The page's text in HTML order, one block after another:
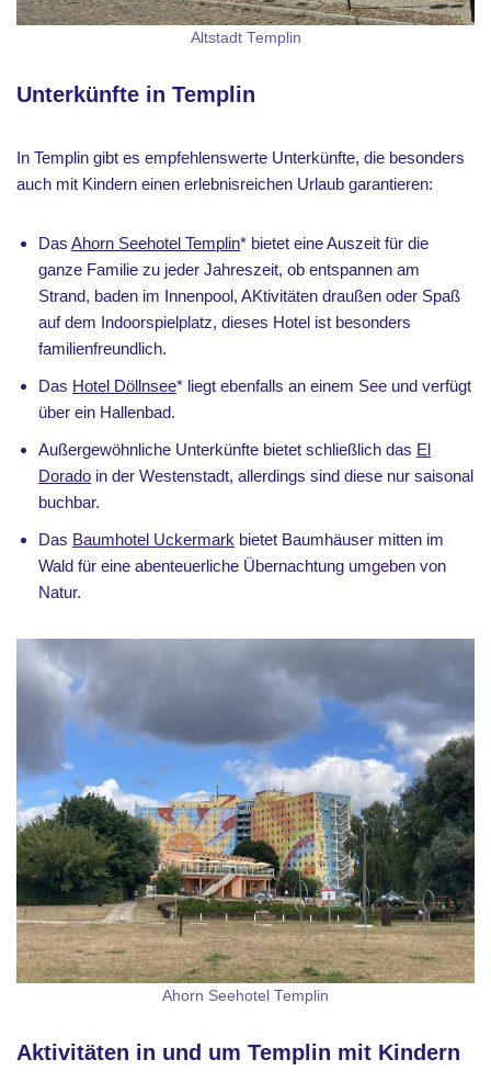
Altstadt Templin
Unterkünfte in Templin
In Templin gibt es empfehlenswerte Unterkünfte, die besonders
auch mit Kindern einen erlebnisreichen Urlaub garantieren:
Das Ahorn Seehotel Templin* bietet eine Auszeit für die
ganze Familie zu jeder Jahreszeit, ob entspannen am
Strand, baden im Innenpool, AKtivitäten draußen oder Spaß
auf dem Indoorspielplatz, dieses Hotel ist besonders
familienfreundlich.
Das Hotel Döllnsee* liegt ebenfalls an einem See und verfügt
über ein Hallenbad.
Außergewöhnliche Unterkünfte bietet schließlich das El
Dorado in der Westenstadt, allerdings sind diese nur saisonal
buchbar.
Das Baumhotel Uckermark bietet Baumhäuser mitten im
Wald für eine abenteuerliche Übernachtung umgeben von
Natur.
Ahorn Seehotel Templin
Aktivitäten in und um Templin mit Kindern